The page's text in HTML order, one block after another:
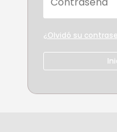
¿Olvidó su